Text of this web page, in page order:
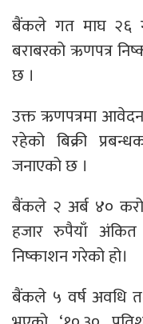
बैंकले गत माघ २६
बराबरको ऋणपत्र
छ ।
उक्त ऋणपत्रमा
रहेको बिक्री
जनाएको छ ।
बैंकले २ अर्ब ४०
हजार रुपैयाँ
निष्काशन गरेको हो।
बैंकले ५ वर्ष अवधि